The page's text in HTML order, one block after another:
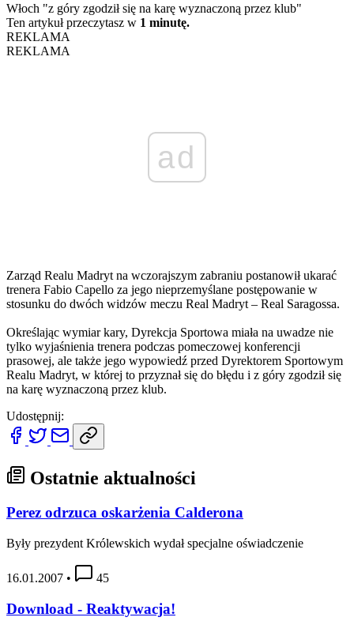
Włoch "z góry zgodził się na karę wyznaczoną przez klub"
Ten artykuł przeczytasz w 1 minutę.
REKLAMA
REKLAMA
ad
Zarząd Realu Madryt na wczorajszym zabraniu postanowił ukarać
trenera Fabio Capello za jego nieprzemyślane postępowanie w
stosunku do dwóch widzów meczu Real Madryt – Real Saragossa.
Określając wymiar kary, Dyrekcja Sportowa miała na uwadze nie
tylko wyjaśnienia trenera podczas pomeczowej konferencji
prasowej, ale także jego wypowiedź przed Dyrektorem Sportowym
Realu Madryt, w której to przyznał się do błędu i z góry zgodził się
na karę wyznaczoną przez klub.
Udostępnij:
Ostatnie aktualności
Perez odrzuca oskarżenia Calderona
Były prezydent Królewskich wydał specjalne oświadczenie
16.01.2007 • 45
Download - Reaktywacja!